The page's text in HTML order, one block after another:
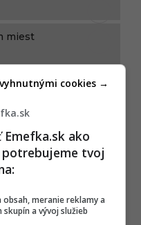
miest
ĎALEJ
, TURISTI,
ako
tvoj
meranie reklamy a
a vývoj služieb
cookies →